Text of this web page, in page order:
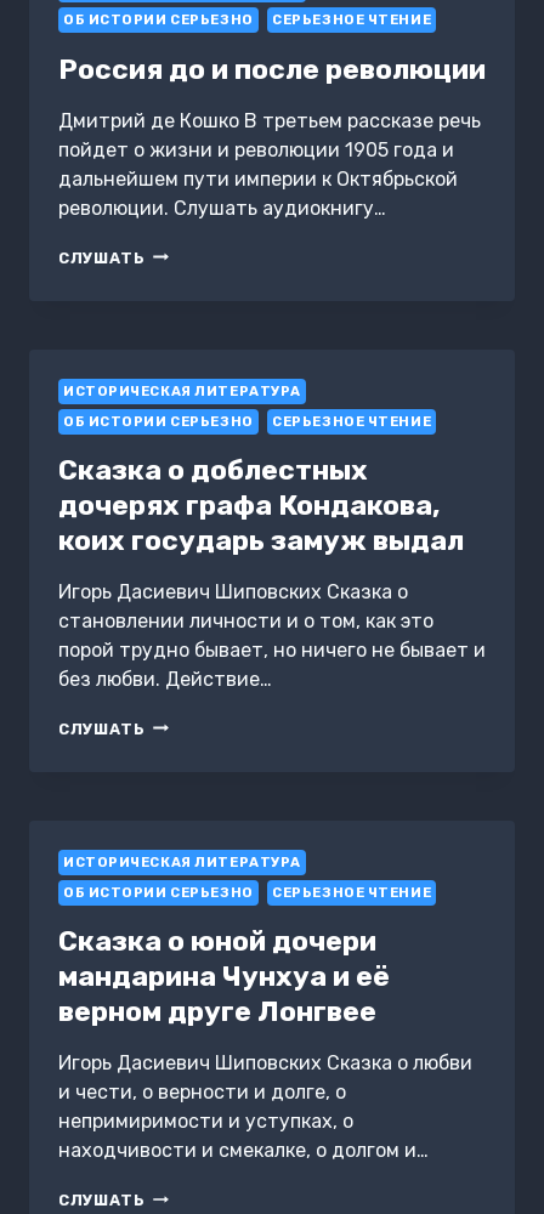
ОБ ИСТОРИИ СЕРЬЕЗНО
СЕРЬЕЗНОЕ ЧТЕНИЕ
Россия до и после революции
Дмитрий де Кошко В третьем рассказе речь
пойдет о жизни и революции 1905 года и
дальнейшем пути империи к Октябрьской
революции. Слушать аудиокнигу…
СЛУШАТЬ РОССИЯ
ИСТОРИЧЕСКАЯ ЛИТЕРАТУРА
ОБ ИСТОРИИ СЕРЬЕЗНО
СЕРЬЕЗНОЕ ЧТЕНИЕ
Сказка о доблестных
дочерях графа Кондакова,
коих государь замуж выдал
Игорь Дасиевич Шиповских Сказка о
становлении личности и о том, как это
порой трудно бывает, но ничего не бывает и
без любви. Действие…
СЛУШАТЬ СКАЗКА
КОИХ
ГОСУДАРЬ
ЗАМУЖ
ВЫДАЛ
ИСТОРИЧЕСКАЯ ЛИТЕРАТУРА
ОБ ИСТОРИИ СЕРЬЕЗНО
СЕРЬЕЗНОЕ ЧТЕНИЕ
Сказка о юной дочери
мандарина Чунхуа и её
верном друге Лонгвее
Игорь Дасиевич Шиповских Сказка о любви
и чести, о верности и долге, о
непримиримости и уступках, о
находчивости и смекалке, о долгом и…
СЛУШАТЬ СКАЗКА